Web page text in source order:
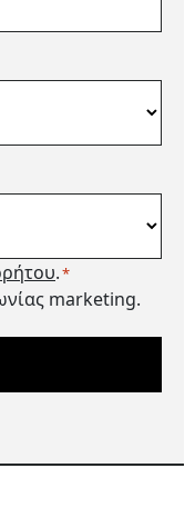
.*
marketing.